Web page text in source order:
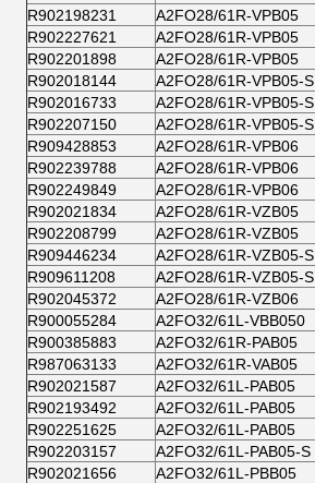
R902198231
A2FO28/61R-VPB05
R902227621
A2FO28/61R-VPB05
R902201898
A2FO28/61R-VPB05
R902018144
A2FO28/61R-VPB05-S
R902016733
A2FO28/61R-VPB05-S
R902207150
A2FO28/61R-VPB05-S
R909428853
A2FO28/61R-VPB06
R902239788
A2FO28/61R-VPB06
R902249849
A2FO28/61R-VPB06
R902021834
A2FO28/61R-VZB05
R902208799
A2FO28/61R-VZB05
R909446234
A2FO28/61R-VZB05-S
R909611208
A2FO28/61R-VZB05-S
R902045372
A2FO28/61R-VZB06
R900055284
A2FO32/61L-VBB050
R900385883
A2FO32/61R-PAB05
R987063133
A2FO32/61R-VAB05
R902021587
A2FO32/61L-PAB05
R902193492
A2FO32/61L-PAB05
R902251625
A2FO32/61L-PAB05
R902203157
A2FO32/61L-PAB05-S
R902021656
A2FO32/61L-PBB05